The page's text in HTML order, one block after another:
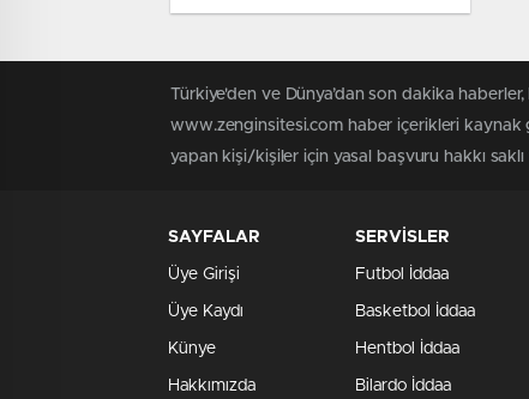
Türkiye'den ve Dünya’dan son dakika
www.zenginsitesi.com haber içerikleri kaynak
yapan kişi/kişiler için yasal başvuru hakkı
SAYFALAR
Üye Girişi
Üye Kaydı
Künye
Hakkımızda
SERVİSLER
Futbol İddaa
Basketbol İddaa
Hentbol İddaa
Bilardo İddaa